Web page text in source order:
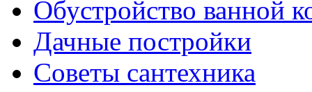
Обустройство ванной
Дачные постройки
Советы сантехника